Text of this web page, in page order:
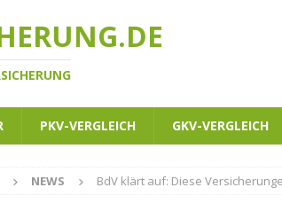
PKV-VERGLEICH GKV-VERGLEICH
NEWS BdV klärt auf: Diese